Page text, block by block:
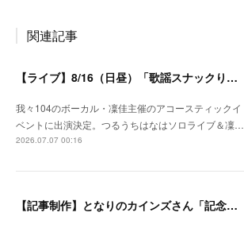
関連記事
【ライブ】8/16（日昼）「歌謡スナックりか」
我々104のボーカル・凜佳主催のアコースティックイ
ベントに出演決定。つるうちはなはソロライブ＆凜…
2026.07.07 00:16
【記事制作】となりのカインズさん「記念日を忘れがちな夫婦が、なんでもない日にプレゼントを贈りあってみた」